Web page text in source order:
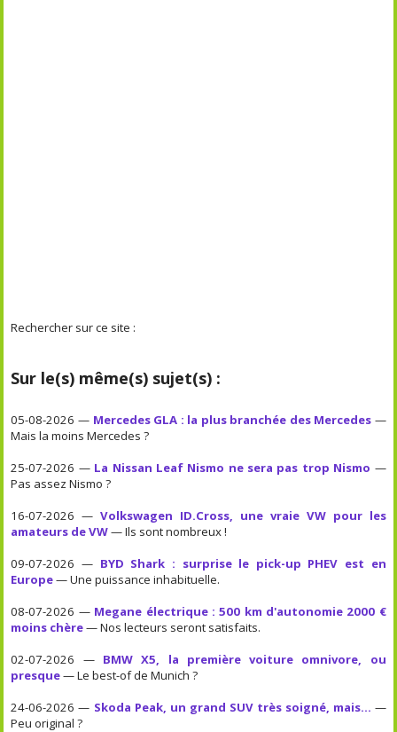
Rechercher sur ce site :
Sur le(s) même(s) sujet(s) :
05-08-2026 — Mercedes GLA : la plus branchée des Mercedes —
Mais la moins Mercedes ?
25-07-2026 — La Nissan Leaf Nismo ne sera pas trop Nismo —
Pas assez Nismo ?
16-07-2026 —Volkswagen ID.Cross, une vraie VW pour les
amateurs de VW— Ils sont nombreux !
09-07-2026 — BYD Shark : surprise le pick-up PHEV est en
Europe— Une puissance inhabituelle.
08-07-2026 — Megane électrique : 500 km d'autonomie 2000 €
moins chère— Nos lecteurs seront satisfaits.
02-07-2026 — BMW X5, la première voiture omnivore, ou
presque— Le best-of de Munich ?
24-06-2026 — Skoda Peak, un grand SUV très soigné, mais... —
Peu original ?